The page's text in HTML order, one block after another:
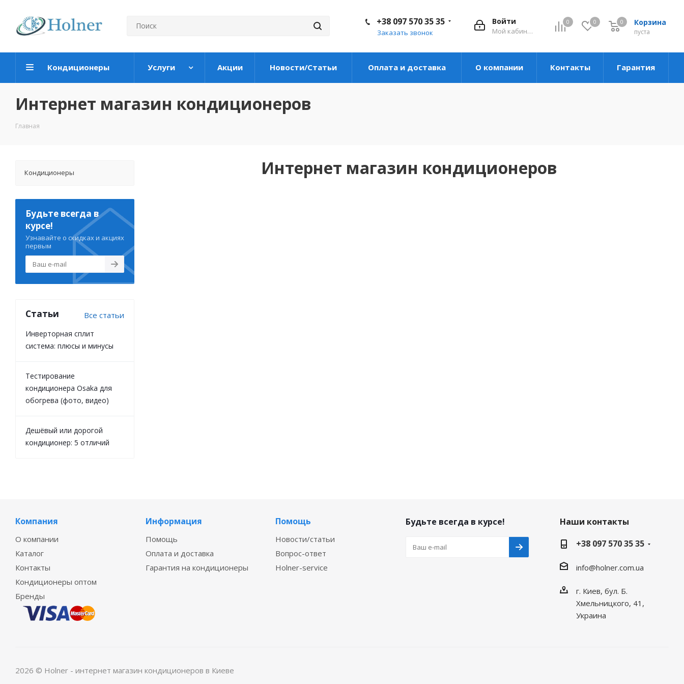
0 0 Корзина
пуста
0
Войти
Мой кабинет
+38 097 570 35 35
Заказать звонок
Кондиционеры Услуги Акции Новости/Статьи Оплата и доставка О компании Контакты Гарантия
Интернет магазин кондиционеров
Главная
Интернет магазин кондиционеров
Кондиционеры
Будьте всегда в
курсе!
Узнавайте о скидках и акциях
первым
Статьи Все статьи
Инверторная сплит
система: плюсы и минусы
Тестирование
кондиционера Osaka для
обогрева (фото, видео)
Дешёвый или дорогой
кондиционер: 5 отличий
Компания
О компании
Каталог
Контакты
Кондиционеры оптом
Бренды
Информация
Помощь
Оплата и доставка
Гарантия на кондиционеры
Помощь
Новости/статьи
Вопрос-ответ
Holner-service
Будьте всегда в курсе!
Наши контакты
+38 097 570 35 35
info@holner.com.ua
г. Киев, бул. Б.
Хмельницкого, 41,
Украина
2026 © Holner - интернет магазин кондиционеров в Киеве